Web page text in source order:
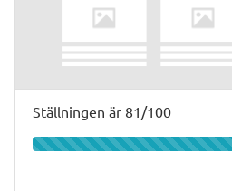
Ställningen är 81/100